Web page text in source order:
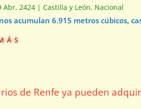
Abr, 2424 |Castilla y León, Nacional
acumulan 6.915 metros cúbicos,